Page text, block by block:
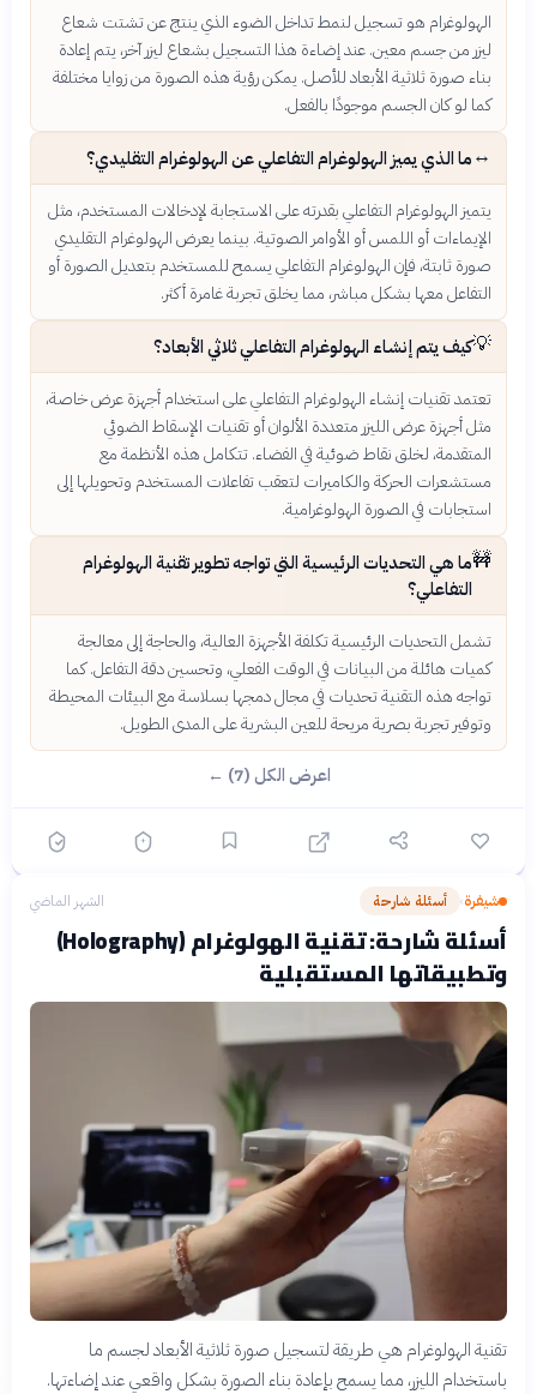
الهولوغرام هو تسجيل لنمط تداخل الضوء الذي ينتج عن تشتت شعاع
ليزر من جسم معين. عند إضاءة هذا التسجيل بشعاع ليزر آخر، يتم إعادة
بناء صورة ثلاثية الأبعاد للأصل. يمكن رؤية هذه الصورة من زوايا مختلفة
كما لو كان الجسم موجودًا بالفعل.
↔️ما الذي يميز الهولوغرام التفاعلي عن الهولوغرام التقليدي؟
يتميز الهولوغرام التفاعلي بقدرته على الاستجابة لإدخالات المستخدم، مثل
الإيماءات أو اللمس أو الأوامر الصوتية. بينما يعرض الهولوغرام التقليدي
صورة ثابتة، فإن الهولوغرام التفاعلي يسمح للمستخدم بتعديل الصورة أو
التفاعل معها بشكل مباشر، مما يخلق تجربة غامرة أكثر.
💡كيف يتم إنشاء الهولوغرام التفاعلي ثلاثي الأبعاد؟
تعتمد تقنيات إنشاء الهولوغرام التفاعلي على استخدام أجهزة عرض خاصة،
مثل أجهزة عرض الليزر متعددة الألوان أو تقنيات الإسقاط الضوئي
المتقدمة، لخلق نقاط ضوئية في الفضاء. تتكامل هذه الأنظمة مع
مستشعرات الحركة والكاميرات لتعقب تفاعلات المستخدم وتحويلها إلى
استجابات في الصورة الهولوغرامية.
🚧ما هي التحديات الرئيسية التي تواجه تطوير تقنية الهولوغرام
التفاعلي؟
تشمل التحديات الرئيسية تكلفة الأجهزة العالية، والحاجة إلى معالجة
كميات هائلة من البيانات في الوقت الفعلي، وتحسين دقة التفاعل. كما
تواجه هذه التقنية تحديات في مجال دمجها بسلاسة مع البيئات المحيطة
وتوفير تجربة بصرية مريحة للعين البشرية على المدى الطويل.
اعرض الكل (7) ←
شيفرة› أسئلة شارحة الشهر الماضي
أسئلة شارحة: تقنية الهولوغرام (Holography)
وتطبيقاتها المستقبلية
تقنية الهولوغرام هي طريقة لتسجيل صورة ثلاثية الأبعاد لجسم ما
باستخدام الليزر، مما يسمح بإعادة بناء الصورة بشكل واقعي عند إضاءتها.